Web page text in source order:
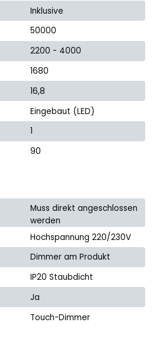
Inklusive
50000
2200 - 4000
1680
16,8
Eingebaut (LED)
1
90
Muss direkt angeschlossen
werden
Hochspannung 220/230V
Dimmer am Produkt
IP20 Staubdicht
Ja
Touch-Dimmer